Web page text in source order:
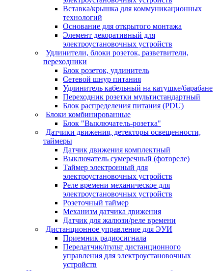
Вставка/крышка для коммуникационных
технологий
Основание для открытого монтажа
Элемент декоративный для
электроустановочных устройств
Удлинители, блоки розеток, разветвители,
переходники
Блок розеток, удлинитель
Сетевой шнур питания
Удлинитель кабельный на катушке/барабане
Переходник розетки мультистандартный
Блок распределения питания (PDU)
Блоки комбинированные
Блок "Выключатель-розетка"
Датчики движения, детекторы освещенности,
таймеры
Датчик движения комплектный
Выключатель сумеречный (фотореле)
Таймер электронный для
электроустановочных устройств
Реле времени механическое для
электроустановочных устройств
Розеточный таймер
Механизм датчика движения
Датчик для жалюзи/реле времени
Дистанционное управление для ЭУИ
Приемник радиосигнала
Передатчик/пульт дистанционного
управления для электроустановочных
устройств